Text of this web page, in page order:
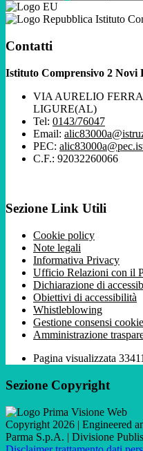
Istituto
Contatti
Istituto Comprensivo 2 Novi
VIA AURELIO
LIGURE(AL)
Tel: 0143/76047
Email:
PEC:
C.F.: 92032260066
Sezione Link Utili
Cookie policy
Note legali
Informativa Privacy
Ufficio Relazioni con il
Dichiarazione di
Obiettivi di accessibilità
Whistleblowing
Gestione consensi cookie
Amministrazione
Pagina visualizzata 33411
Sezione Copyright
Copyright 2026 | Engineered
Parma S.p.A. | Divisione